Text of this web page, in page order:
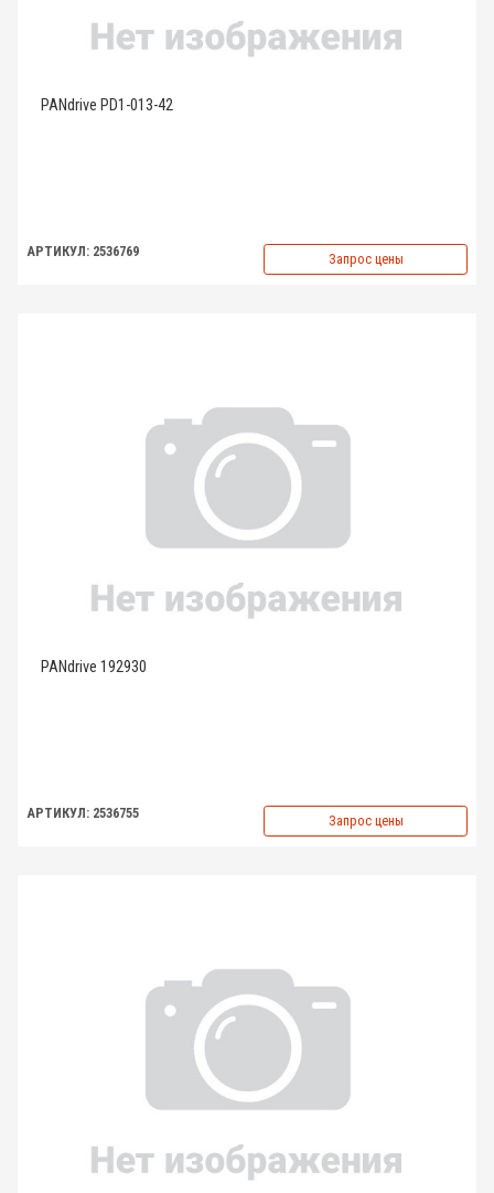
PANdrive PD1-013-42
АРТИКУЛ: 2536769 Запрос цены
PANdrive 192930
АРТИКУЛ: 2536755 Запрос цены